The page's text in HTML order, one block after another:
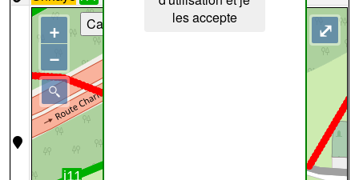
les accepte
+
−
⤢
Cartes